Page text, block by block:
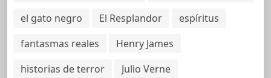
el gato negro
El Resplandor
espíritus
fantasmas reales
Henry James
historias de terror
Julio Verne